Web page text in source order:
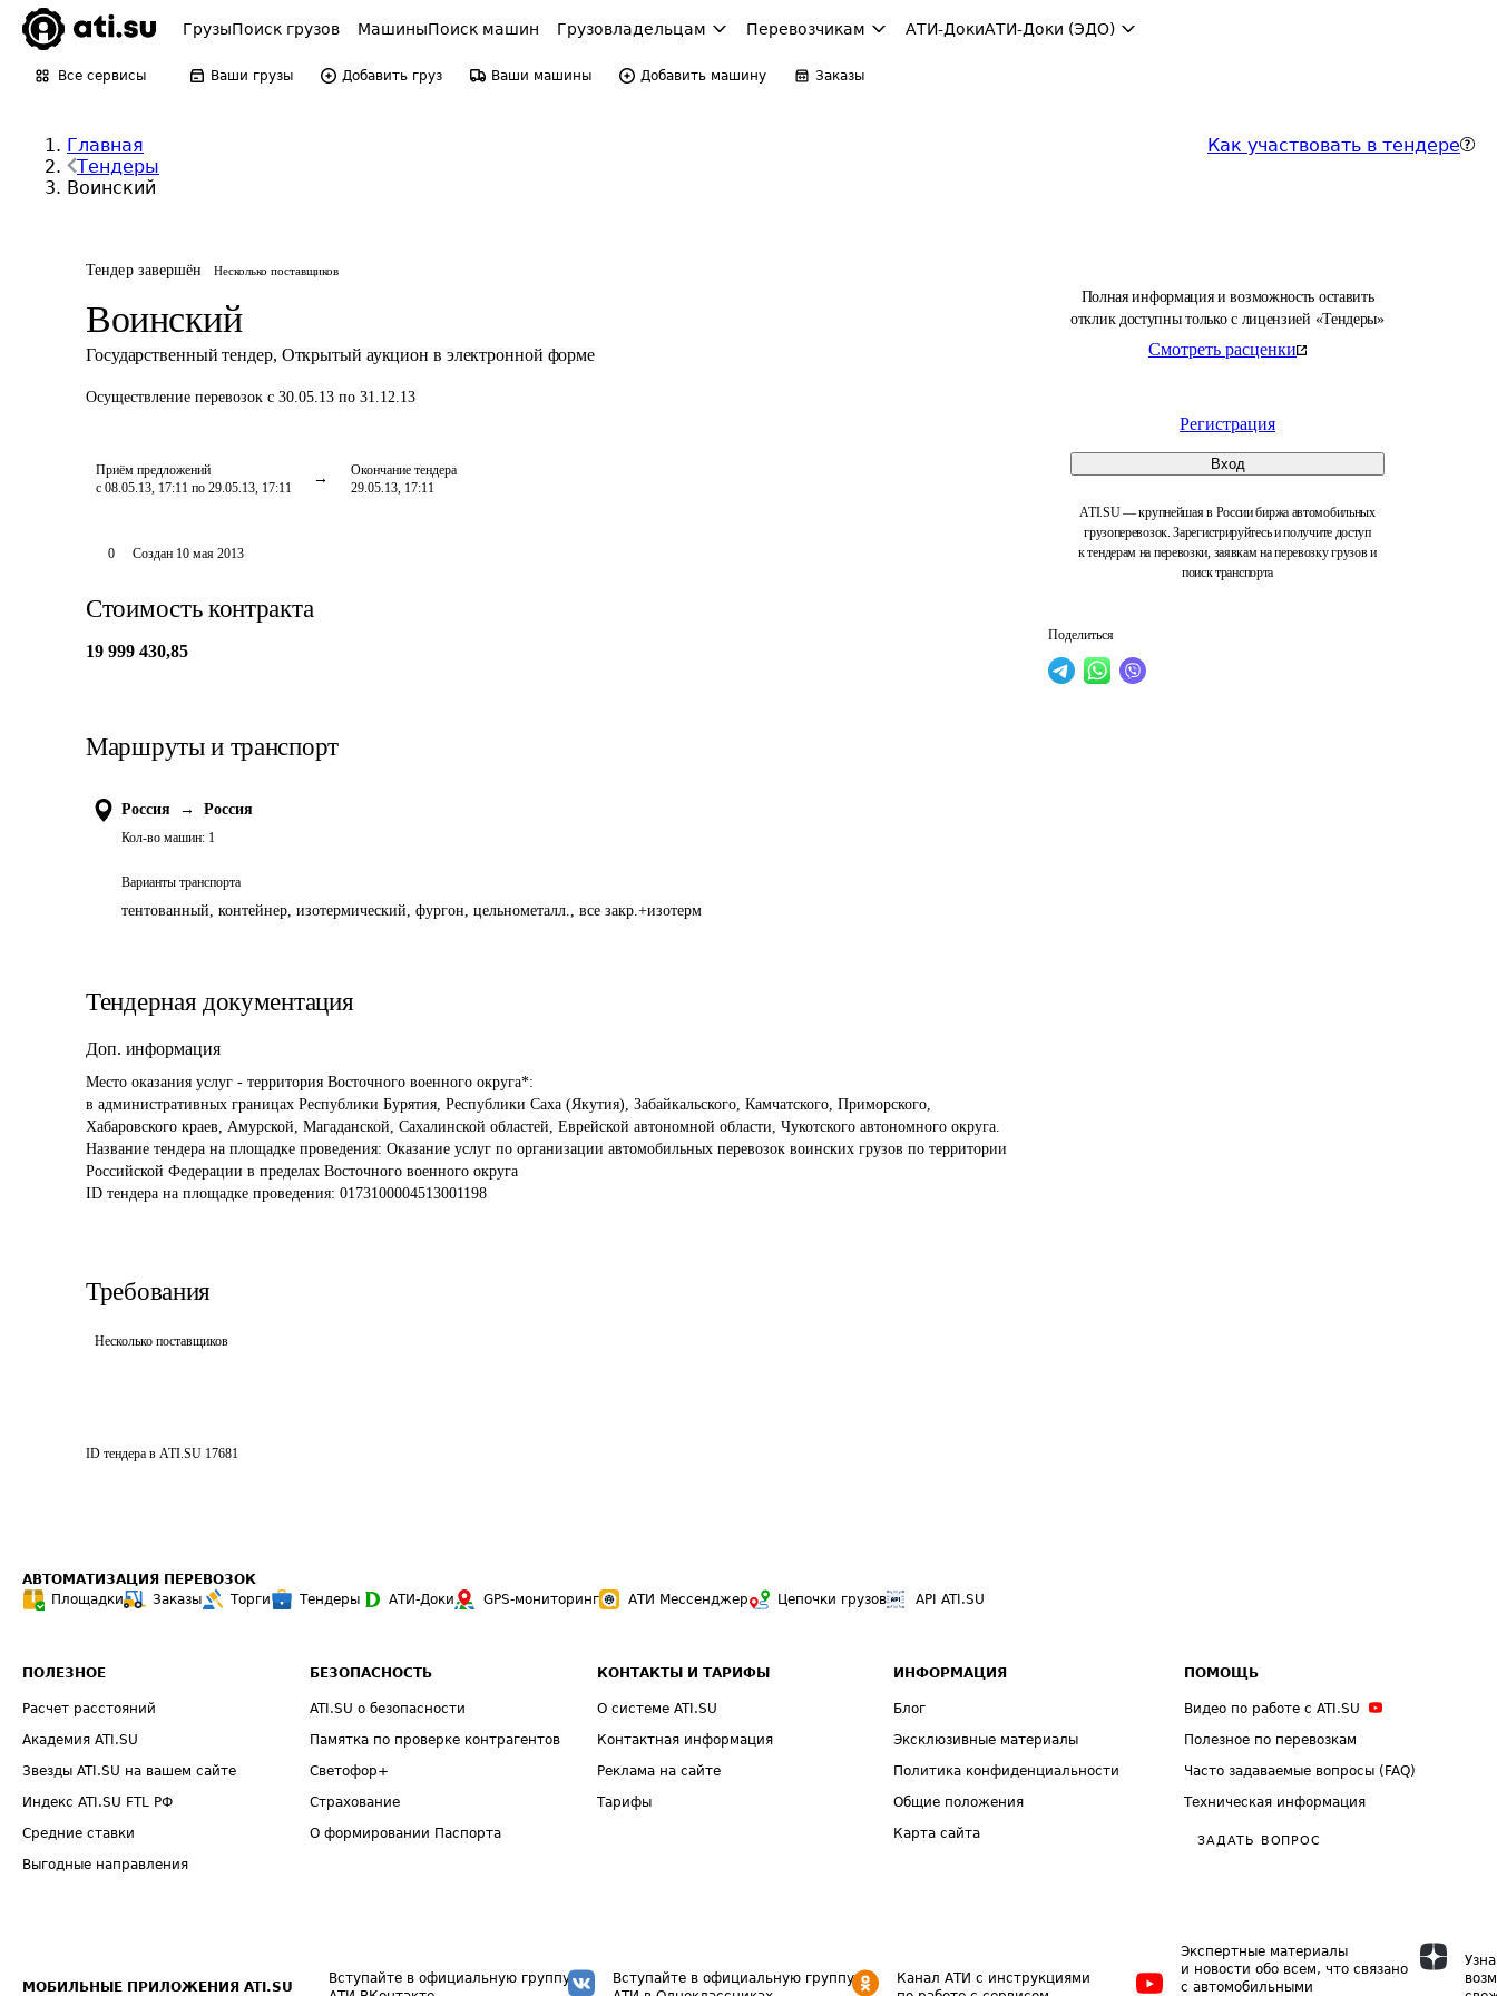
ГрузыПоиск грузов МашиныПоиск машин Грузовладельцам Перевозчикам АТИ-ДокиАТИ-Доки (ЭДО)
Все сервисы Ваши грузы Добавить груз Ваши машины Добавить машину Заказы
Главная
Тендеры
Воинский
Как участвовать в тендере
Тендер завершён Несколько поставщиков
Воинский
Государственный тендер, Открытый аукцион в электронной форме
Осуществление перевозок с 30.05.13 по 31.12.13
Приём предложений
с 08.05.13, 17:11 по 29.05.13, 17:11
Окончание тендера
29.05.13, 17:11
Полная информация и возможность оставить
отклик доступны только с лицензией «Тендеры»
Смотреть расценки
Регистрация
Вход
ATI.SU — крупнейшая в России биржа автомобильных
грузоперевозок. Зарегистрируйтесь и получите доступ
к тендерам на перевозки, заявкам на перевозку грузов и
поиск транспорта
Поделиться
0 Создан 10 мая 2013
Стоимость контракта
19 999 430,85
Маршруты и транспорт
Россия → Россия
Кол-во машин: 1
Варианты транспорта
тентованный, контейнер, изотермический, фургон, цельнометалл., все закр.+изотерм
Тендерная документация
Доп. информация
Место оказания услуг - территория Восточного военного округа*:
в административных границах Республики Бурятия, Республики Саха (Якутия), Забайкальского, Камчатского, Приморского,
Название тендера на площадке проведения: Оказание услуг по организации автомобильных перевозок воинских грузов по территории
Российской Федерации в пределах Восточного военного округа
ID тендера на площадке проведения: 0173100004513001198
Требования
Несколько поставщиков
ID тендера в ATI.SU 17681
АВТОМАТИЗАЦИЯ ПЕРЕВОЗОК
Площадки
Заказы Торги Тендеры АТИ-Доки GPS-мониторинг АТИ Мессенджер Цепочки грузов API ATI.SU
ПОЛЕЗНОЕ
Расчет расстояний
Академия ATI.SU
Звезды ATI.SU на вашем сайте
Индекс ATI.SU FTL РФ
Средние ставки
Выгодные направления
БЕЗОПАСНОСТЬ
ATI.SU о безопасности
Памятка по проверке контрагентов
Светофор+
Страхование
О формировании Паспорта
КОНТАКТЫ И ТАРИФЫ
О системе ATI.SU
Контактная информация
Реклама на сайте
Тарифы
ИНФОРМАЦИЯ
Блог
Эксклюзивные материалы
Политика конфиденциальности
Общие положения
Карта сайта
ПОМОЩЬ
Видео по работе с ATI.SU
Полезное по перевозкам
Часто задаваемые вопросы (FAQ)
Техническая информация
ЗАДАТЬ ВОПРОС
МОБИЛЬНЫЕ ПРИЛОЖЕНИЯ ATI.SU
Вступайте в официальную группу
Вступайте в официальную группу
Канал АТИ с инструкциями
Экспертные материалы
и новости обо всем, что связано
с автомобильными